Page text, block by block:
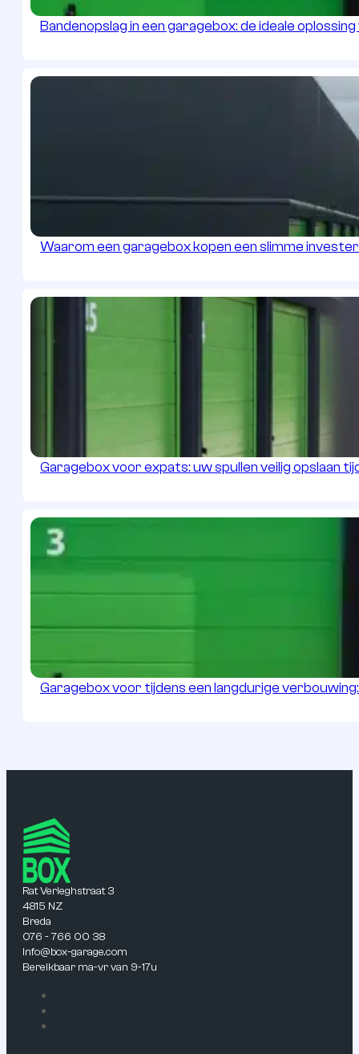
Bandenopslag in een garagebox: de ideale
Waarom een garagebox kopen een slimme
Garagebox voor expats: uw spullen veilig opslaan
Garagebox voor tijdens een langdurige
Rat Verleghstraat 3
4815 NZ
Breda
076 - 766 00 38
info@box-garage.com
Bereikbaar ma-vr van 9-17u